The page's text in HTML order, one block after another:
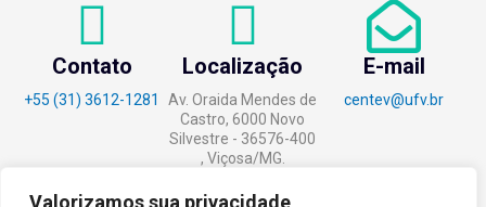
Valorizamos sua privacidade
Contato
+55 (31) 3612-1281
Localização
Av. Oraida Mendes de
Castro, 6000 Novo
Silvestre - 36576-400
, Viçosa/MG.
E-mail
centev@ufv.br